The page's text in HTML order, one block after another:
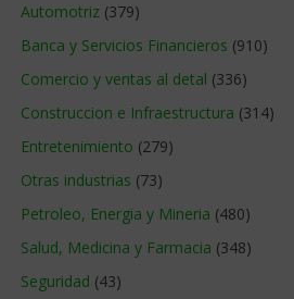
Automotriz (379)
Banca y Servicios Financieros (910)
Comercio y ventas al detal (336)
Construccion e Infraestructura (314)
Entretenimiento (279)
Otras industrias (73)
Petroleo, Energia y Mineria (480)
Salud, Medicina y Farmacia (348)
Seguridad (43)